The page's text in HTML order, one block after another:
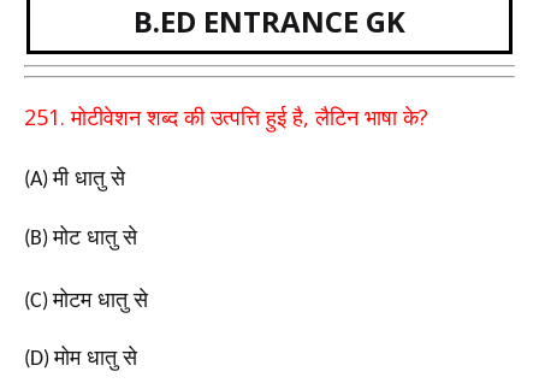
B.ED ENTRANCE GK
251.मोटीवेशन शब्द की उत्पत्ति हुई है,लैटिन भाषा के?
(A)मी धातु से
(B)मोट धातु से
(C)मोटम धातु से
(D)मोम धातु से